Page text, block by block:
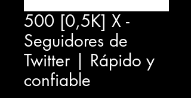
500 [0,5K] X -
Seguidores de
Twitter | Rápido y
confiable